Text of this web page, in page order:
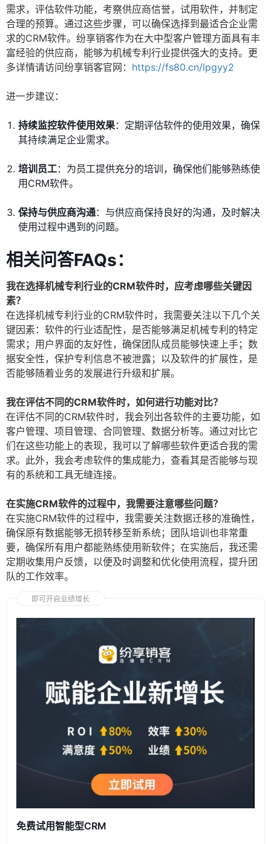
需求，评估软件功能，考察供应商信誉，试用软件，并制定
合理的预算。通过这些步骤，可以确保选择到最适合企业需
求的CRM软件。纷享销客作为在大中型客户管理方面具有丰
富经验的供应商，能够为机械专利行业提供强大的支持。更
多详情请访问纷享销客官网： https://fs80.cn/lpgyy2
进一步建议：
持续监控软件使用效果：定期评估软件的使用效果，确保
其持续满足企业需求。
培训员工：为员工提供充分的培训，确保他们能够熟练使
用CRM软件。
保持与供应商沟通：与供应商保持良好的沟通，及时解决
使用过程中遇到的问题。
相关问答FAQs：
我在选择机械专利行业的CRM软件时，应考虑哪些关键因
素？
在选择机械专利行业的CRM软件时，我需要关注以下几个关
键因素：软件的行业适配性，是否能够满足机械专利的特定
需求；用户界面的友好性，确保团队成员能够快速上手；数
据安全性，保护专利信息不被泄露；以及软件的扩展性，是
否能够随着业务的发展进行升级和扩展。
我在评估不同的CRM软件时，如何进行功能对比？
在评估不同的CRM软件时，我会列出各软件的主要功能，如
客户管理、项目管理、合同管理、数据分析等。通过对比它
们在这些功能上的表现，我可以了解哪些软件更适合我的需
求。此外，我会考虑软件的集成能力，查看其是否能够与现
有的系统和工具无缝连接。
在实施CRM软件的过程中，我需要注意哪些问题？
在实施CRM软件的过程中，我需要关注数据迁移的准确性，
确保原有数据能够无损转移至新系统；团队培训也非常重
要，确保所有用户都能熟练使用新软件；在实施后，我还需
定期收集用户反馈，以便及时调整和优化使用流程，提升团
队的工作效率。
即可开启业绩增长
免费试用智能型CRM